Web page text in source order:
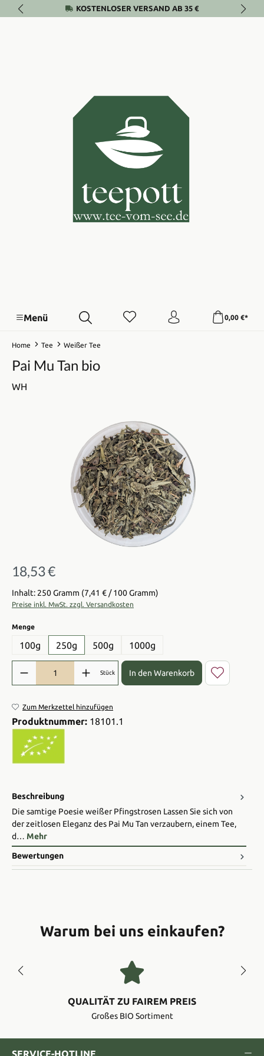
Zum Hauptinhalt springenKOSTENLOSER VERSAND AB 35 €
Menü 0,00 €*
Home Tee Weißer Tee
Pai Mu Tan bio
WH
Bildergalerie überspringen
Regulärer Preis:
18,53 €
Inhalt: 250 Gramm (7,41 € / 100 Gramm)
Preise inkl. MwSt. zzgl. Versandkosten
Mengeauswählen
100g 250g 500g 1000g
Produkt Anzahl: Gib den gewünschten Wert ein oder benutze die
Stück In den Warenkorb
Zum Merkzettel hinzufügen
Produktnummer: 18101.1
Beschreibung
Die samtige Poesie weißer Pfingstrosen Lassen Sie sich von
der zeitlosen Eleganz des Pai Mu Tan verzaubern, einem Tee,
d… Mehr
Bewertungen
Warum bei uns einkaufen?
QUALITÄT ZU FAIREM PREIS
Großes BIO Sortiment
SERVICE-HOTLINE